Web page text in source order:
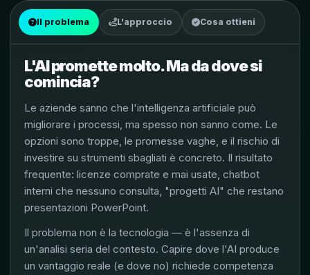
Il problema L'approccio Cosa ottieni
L'AI promette molto. Ma da dove si
comincia?
Le aziende sanno che l'intelligenza artificiale può
migliorare i processi, ma spesso non sanno come. Le
opzioni sono troppe, le promesse vaghe, e il rischio di
investire su strumenti sbagliati è concreto. Il risultato
frequente: licenze comprate e mai usate, chatbot
interni che nessuno consulta, "progetti AI" che restano
presentazioni PowerPoint.
Il problema non è la tecnologia — è l'assenza di
un'analisi seria del contesto. Capire dove l'AI produce
un vantaggio reale (e dove no) richiede competenza